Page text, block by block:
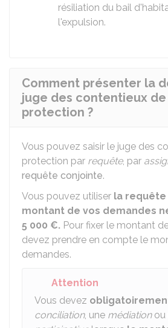
résiliation du bail
l'expulsion.
Comment présenter la
juge des contentieux
protection ?
Vous pouvez saisir le juge des
protection par requête, par
requête conjointe.
Vous pouvez utiliser la requête
montant de vos demandes
5 000 €. Pour fixer le montant
devez prendre en compte le
demandes.
Attention
Vous devez
conciliation, une médiationou